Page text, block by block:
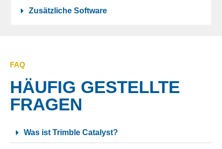
Zusätzliche Software
FAQ
HÄUFIG GESTELLTE
FRAGEN
Was ist Trimble Catalyst?